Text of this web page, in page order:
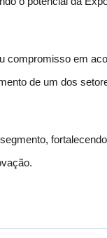
compromisso em
de um dos